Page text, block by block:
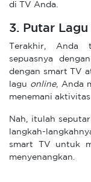
di TV Anda.
3. Putar
Terakhir, Anda
sepuasnya
dengan smart TV
lagu online, Anda
menemani aktivitas
Nah, itulah
langkah-
smart TV untuk
menyenangkan.